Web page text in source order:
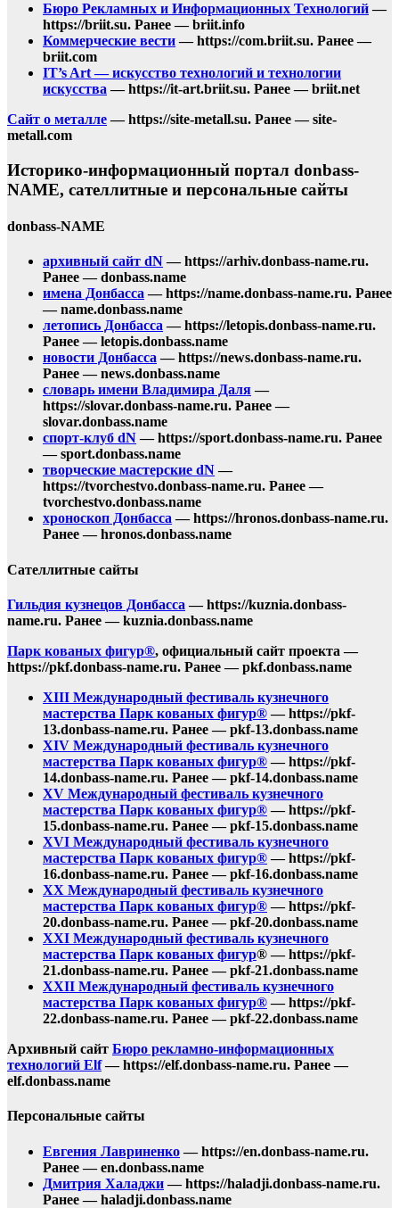
Бюро Рекламных и Информационных Технологий—
https://briit.su. Ранее — briit.info
Коммерческие вести— https://com.briit.su. Ранее —
briit.com
IT’s Art — искусство технологий и технологии
искусства — https://it-art.briit.su. Ранее — briit.net
Сайт о металле— https://site-metall.su. Ранее — site-
metall.com
Историко-информационный портал donbass-
NAME, сателлитные и персональные сайты
donbass-NAME
архивный сайт dN— https://arhiv.donbass-name.ru.
Ранее — donbass.name
имена Донбасса— https://name.donbass-name.ru. Ранее
— name.donbass.name
летопись Донбасса— https://letopis.donbass-name.ru.
Ранее — letopis.donbass.name
новости Донбасса— https://news.donbass-name.ru.
Ранее — news.donbass.name
словарь имени Владимира Даля—
https://slovar.donbass-name.ru. Ранее —
slovar.donbass.name
спорт-клуб dN— https://sport.donbass-name.ru. Ранее
— sport.donbass.name
творческие мастерские dN—
https://tvorchestvo.donbass-name.ru. Ранее —
tvorchestvo.donbass.name
хроноскоп Донбасса— https://hronos.donbass-name.ru.
Ранее — hronos.donbass.name
Сателлитные сайты
Гильдия кузнецов Донбасса — https://kuznia.donbass-
name.ru. Ранее — kuznia.donbass.name
Парк кованых фигур®, официальный сайт проекта —
https://pkf.donbass-name.ru. Ранее — pkf.donbass.name
XIII Международный фестиваль кузнечного
мастерства Парк кованых фигур®— https://pkf-
13.donbass-name.ru. Ранее — pkf-13.donbass.name
XIV Международный фестиваль кузнечного
мастерства Парк кованых фигур®— https://pkf-
14.donbass-name.ru. Ранее — pkf-14.donbass.name
XV Международный фестиваль кузнечного
мастерства Парк кованых фигур®— https://pkf-
15.donbass-name.ru. Ранее — pkf-15.donbass.name
XVI Международный фестиваль кузнечного
мастерства Парк кованых фигур®— https://pkf-
16.donbass-name.ru. Ранее — pkf-16.donbass.name
XX Международный фестиваль кузнечного
мастерства Парк кованых фигур®— https://pkf-
20.donbass-name.ru. Ранее — pkf-20.donbass.name
XXI Международный фестиваль кузнечного
мастерства Парк кованых фигур® — https://pkf-
21.donbass-name.ru. Ранее — pkf-21.donbass.name
XXII Международный фестиваль кузнечного
мастерства Парк кованых фигур®— https://pkf-
22.donbass-name.ru. Ранее — pkf-22.donbass.name
Архивный сайт Бюро рекламно-информационных
технологий Elf— https://elf.donbass-name.ru. Ранее —
elf.donbass.name
Персональные сайты
Евгения Лавриненко— https://en.donbass-name.ru.
Ранее — en.donbass.name
Дмитрия Халаджи— https://haladji.donbass-name.ru.
Ранее — haladji.donbass.name